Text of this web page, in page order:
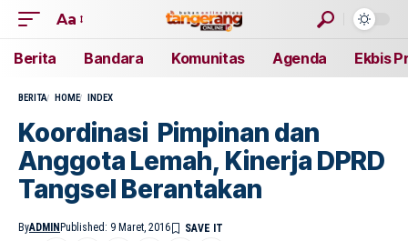
Aa
Berita Bandara Komunitas Agenda Ekbis
BERITA HOME INDEX
Koordinasi Pimpinan dan
Anggota Lemah, Kinerja DPRD
Tangsel Berantakan
ByADMIN Published: 9 Maret, 2016